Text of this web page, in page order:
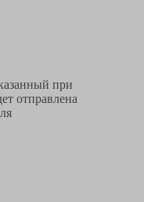
при
отправлена